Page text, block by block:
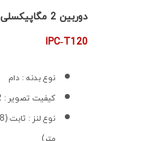
دوربین 2 مگاپیکسلی هایلوک مدل
IPC‐T120
نوع بدنه : دام
کیفیت تصویر : 2 مگاپیکسلی
متر)